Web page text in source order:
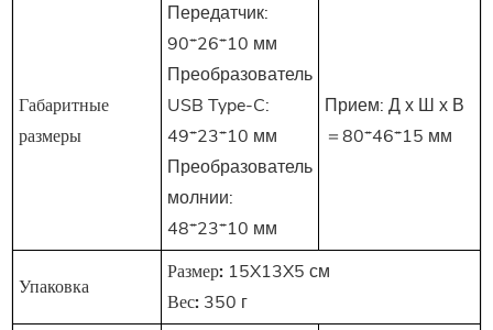
Габаритные
размеры
Передатчик:
90*26*10 мм
Преобразователь
USB Type-C:
49*23*10 мм
Преобразователь
молнии:
48*23*10 мм
Прием: Д х Ш х В
＝80*46*15 мм
Упаковка
Размер: 15X13X5 см
Вес: 350 г